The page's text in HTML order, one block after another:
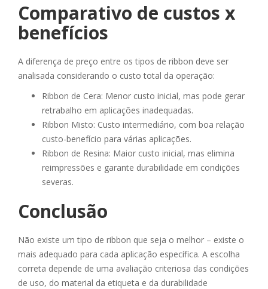
Comparativo de custos x
benefícios
A diferença de preço entre os tipos de ribbon deve ser
analisada considerando o custo total da operação:
Ribbon de Cera: Menor custo inicial, mas pode gerar
retrabalho em aplicações inadequadas.
Ribbon Misto: Custo intermediário, com boa relação
custo-benefício para várias aplicações.
Ribbon de Resina: Maior custo inicial, mas elimina
reimpressões e garante durabilidade em condições
severas.
Conclusão
Não existe um tipo de ribbon que seja o melhor – existe o
mais adequado para cada aplicação específica. A escolha
correta depende de uma avaliação criteriosa das condições
de uso, do material da etiqueta e da durabilidade